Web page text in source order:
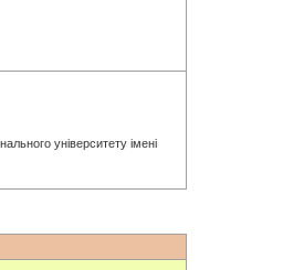
університету імені